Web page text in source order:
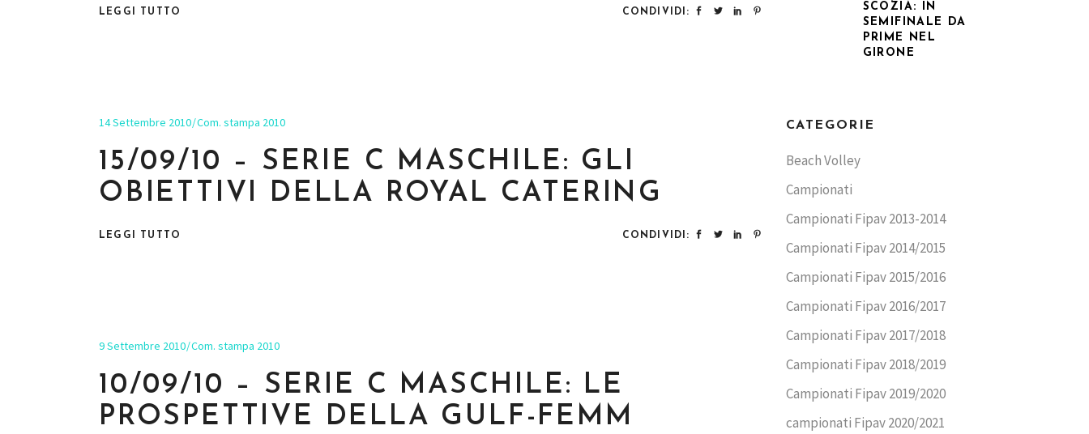
LEGGI TUTTO CONDIVIDI:
14 Settembre 2010 Com. stampa 2010
15/09/10 – SERIE C MASCHILE: GLI
OBIETTIVI DELLA ROYAL CATERING
LEGGI TUTTO CONDIVIDI:
9 Settembre 2010 Com. stampa 2010
10/09/10 – SERIE C MASCHILE: LE
PROSPETTIVE DELLA GULF-FEMM
SCOZIA: IN
SEMIFINALE DA
PRIME NEL
GIRONE
CATEGORIE
Beach Volley
Campionati
Campionati Fipav 2013-2014
Campionati Fipav 2014/2015
Campionati Fipav 2015/2016
Campionati Fipav 2016/2017
Campionati Fipav 2017/2018
Campionati Fipav 2018/2019
Campionati Fipav 2019/2020
campionati Fipav 2020/2021